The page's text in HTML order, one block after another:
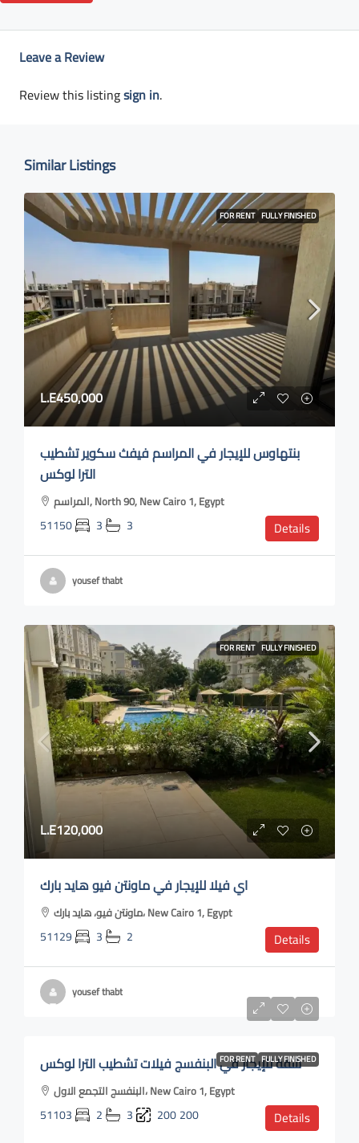
Leave a Review
Review this listingsign in.
Similar Listings
FOR RENT FULLY FINISHED
L.E450,000
بنتهاوس للإيجار في المراسم فيفث سكوير تشطيب
الترا لوكس
المراسم, North 90, New Cairo 1, Egypt
51150 3 3 Details
yousef thabt
FOR RENT FULLY FINISHED
L.E120,000
اي فيلا للإيجار في ماونتن فيو هايد بارك
ماونتن فيو، هايد بارك، New Cairo 1, Egypt
51129 3 2 Details
yousef thabt
FOR RENT FULLY FINISHED
L.E40,000
شقة للإيجار في البنفسج فيلات تشطيب الترا لوكس
البنفسج التجمع الاول، New Cairo 1, Egypt
51103 2 3 200200 Details